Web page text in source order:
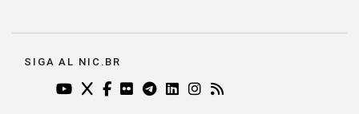
do Ponto BR. (2024). Pesquisa sobre o uso
das tecnologias de informação e
comunicação nos domicílios brasileiros: TIC
SIGA AL NIC.BR
YOUTUBE DO NIC.BR (ABRE EM NOVA ABA)
TWITTER DO NIC.BR (ABRE EM NOVA ABA)
FACEBOOK DO NIC.BR (ABRE EM NOVA
FLICKR DO NIC.BR (ABRE EM NOVA
TELEGRAM DO NIC.BR (ABRE EM
LINKEDIN DO NIC.BR (ABRE
INSTAGRAM DO NIC.BR
RSS DO NIC.BR (ABRE